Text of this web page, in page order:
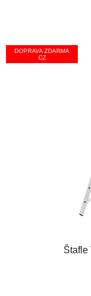
DOPRAVA ZDARMA
CZ
Štafle